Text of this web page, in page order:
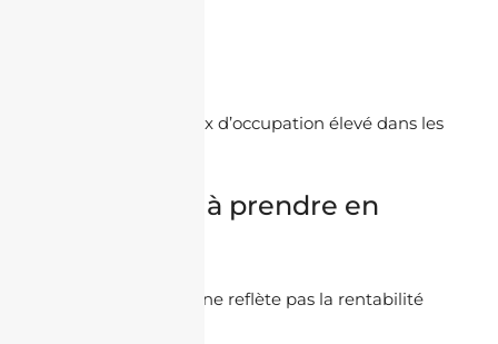
Cela garantit un taux d’occupation élevé dans les
Les charges à prendre en
Le rendement brut ne reflète pas la rentabilité